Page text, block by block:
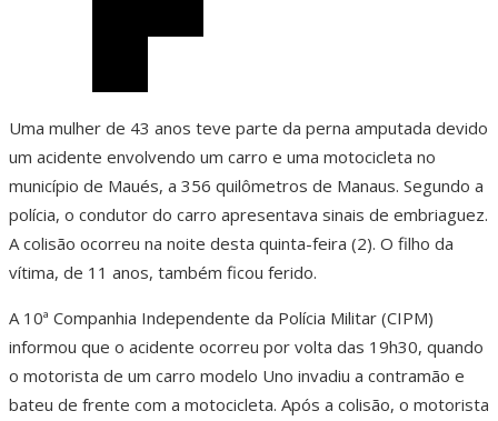
Uma mulher de 43 anos teve parte da perna amputada devido
um acidente envolvendo um carro e uma motocicleta no
município de Maués, a 356 quilômetros de Manaus. Segundo a
polícia, o condutor do carro apresentava sinais de embriaguez.
A colisão ocorreu na noite desta quinta-feira (2). O filho da
vítima, de 11 anos, também ficou ferido.
A 10ª Companhia Independente da Polícia Militar (CIPM)
informou que o acidente ocorreu por volta das 19h30, quando
o motorista de um carro modelo Uno invadiu a contramão e
bateu de frente com a motocicleta. Após a colisão, o motorista